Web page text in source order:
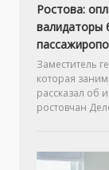
Ростова:
валидаторы
Заместитель
которая
рассказал об
ростовчан